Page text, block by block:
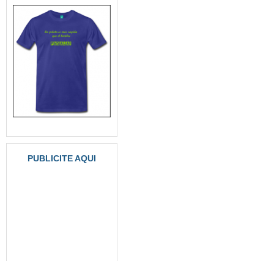
PUBLICITE AQUI